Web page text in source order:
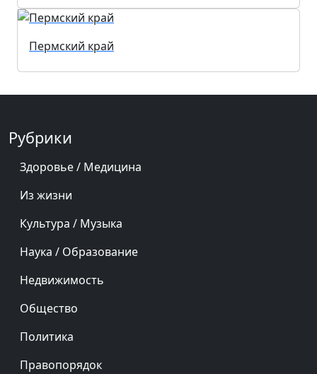
Пермский край
Рубрики
Здоровье / Медицина
Из жизни
Культура / Музыка
Наука / Образование
Недвижимость
Общество
Политика
Правопорядок